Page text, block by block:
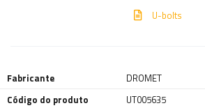
U-bolts
Fabricante
DROMET
Código do produto
UT005635